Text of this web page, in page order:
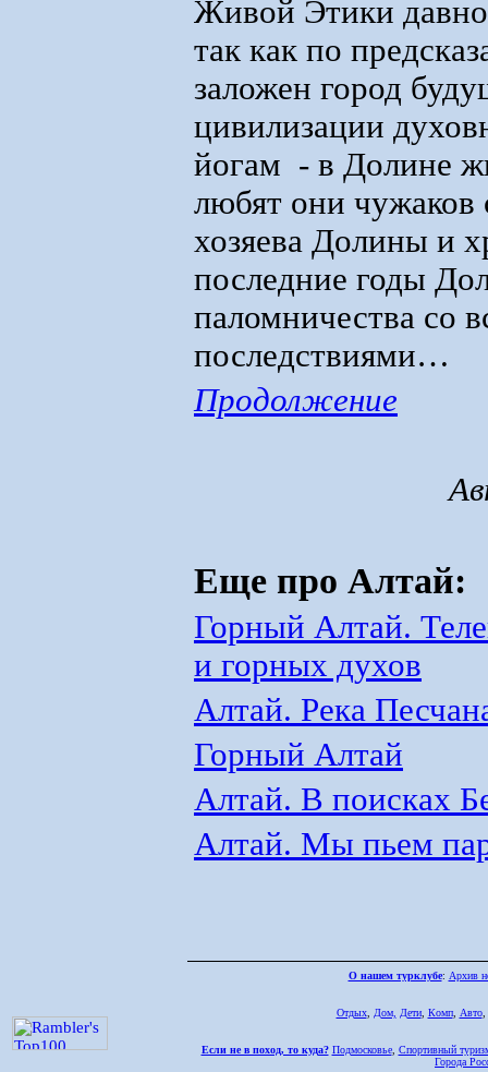
Живой Этики
так как по
заложен город
цивилизации
йогам - в Долине
любят они чужаков
хозяева Долины и
последние годы
паломничества со
последствиями…
Продолжение
Еще про Алтай:
Горный Алтай.
и горных духов
Алтай. Река
Горный Алтай
Алтай. В поисках
Алтай. Мы пьем
О нашем турклубе: Архив
Отдых, Дом, Дети, Комп, Авто,
Если не в поход, то куда? Подмосковье, Спортивный
Города